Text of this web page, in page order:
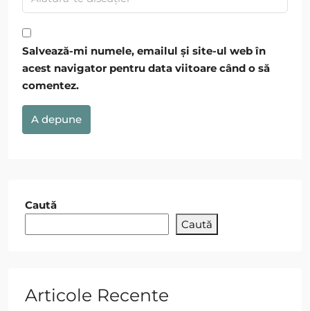
Salvează-mi numele, emailul și site-ul web în
acest navigator pentru data viitoare când o să
comentez.
A depune
Caută
Caută
Articole Recente